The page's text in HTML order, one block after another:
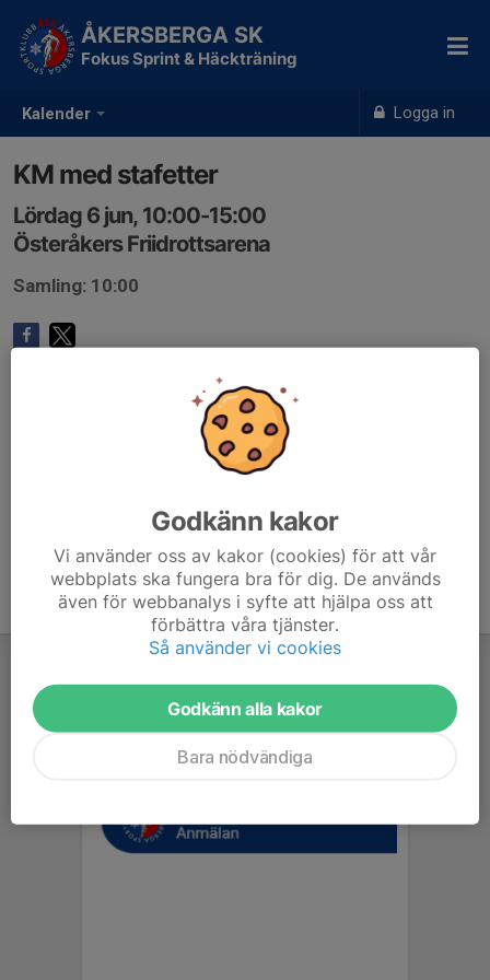
Kalender Logga in
ÅKERSBERGA SK
Fokus Sprint & Häckträning
KM med stafetter
Lördag 6 jun, 10:00-15:00
Österåkers Friidrottsarena
Samling: 10:00
Godkänn kakor
Vi använder oss av kakor (cookies) för att vår
webbplats ska fungera bra för dig. De används
även för webbanalys i syfte att hjälpa oss att
förbättra våra tjänster.
Så använder vi cookies
Godkänn alla kakor
Bara nödvändiga